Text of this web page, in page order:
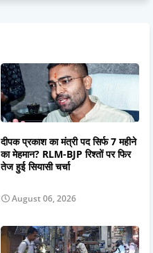
दीपक प्रकाश का मंत्री पद सिर्फ 7 महीने
का मेहमान? RLM-BJP रिश्तों पर फिर
तेज हुई सियासी चर्चा
August 06, 2026